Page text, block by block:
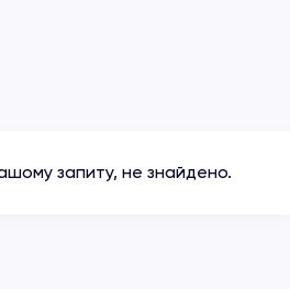
запиту, не знайдено.